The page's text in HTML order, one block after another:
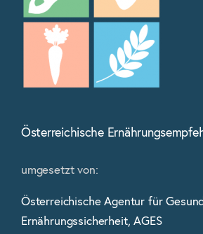
Österreichische
umgesetzt von:
Österreichische Agentur für
Ernährungssicherheit, AGES